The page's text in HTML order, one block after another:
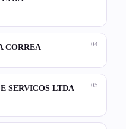
04
CORREA
05
SERVICOS LTDA